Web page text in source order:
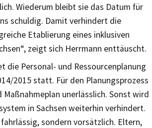
Wiederum bleibt sie das Datum für
schuldig. Damit verhindert die
Etablierung eines inklusiven
zeigt sich Herrmann enttäuscht.
die Personal- und Ressourcenplanung
2015 statt. Für den Planungsprozess
unerlässlich. Sonst wird
in Sachsen weiterhin verhindert.
sondern vorsätzlich. Eltern,